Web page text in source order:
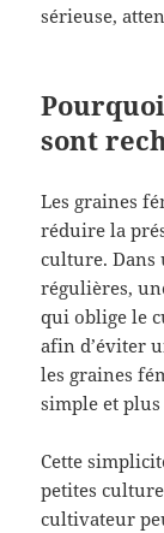
sérieuse,
sont
Les graines
réduire la
culture. Dans
régulières,
qui oblige le
afin d’éviter
les graines
simple et
Cette
petites
cultivateur